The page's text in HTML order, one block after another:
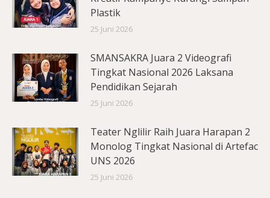
Plastik
25 Juni 2026
SMANSAKRA Juara 2 Videografi
Tingkat Nasional 2026 Laksana
Pendidikan Sejarah
25 Juni 2026
Teater Nglilir Raih Juara Harapan 2
Monolog Tingkat Nasional di Artefac
UNS 2026
25 Juni 2026